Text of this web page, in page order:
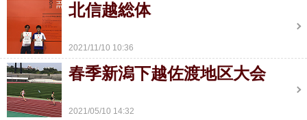
北信越総体
2021/11/10 10:36
春季新潟下越佐渡地区大会
2021/05/10 14:32